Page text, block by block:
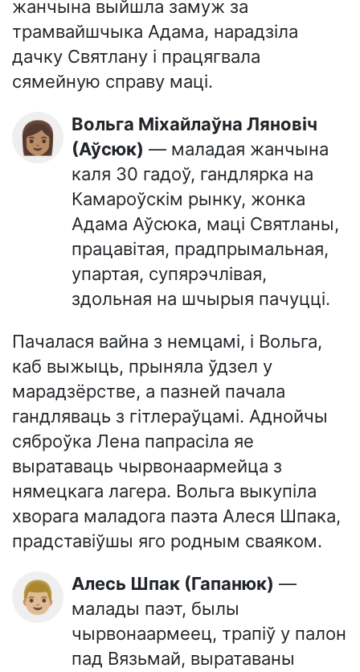
жанчына выйшла замуж за
трамвайшчыка Адама, нарадзіла
дачку Святлану і працягвала
сямейную справу маці.
👩🏽
Вольга Міхайлаўна Ляновіч
(Аўсюк) — маладая жанчына
каля 30 гадоў, гандлярка на
Камароўскім рынку, жонка
Адама Аўсюка, маці Святланы,
працавітая, прадпрымальная,
упартая, супярэчлівая,
здольная на шчырыя пачуцці.
Пачалася вайна з немцамі, і Вольга,
каб выжыць, прыняла ўдзел у
марадзёрстве, а пазней пачала
гандляваць з гітлераўцамі. Аднойчы
сяброўка Лена папрасіла яе
выратаваць чырвонаармейца з
нямецкага лагера. Вольга выкупіла
хворага маладога паэта Алеся Шпака,
прадставіўшы яго родным сваяком.
👨🏼 Алесь Шпак (Гапанюк) —
малады паэт, былы
чырвонаармеец, трапіў у палон
пад Вязьмай, выратаваны